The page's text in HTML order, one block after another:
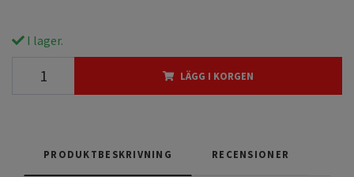
I lager.
LÄGG I KORGEN
PRODUKTBESKRIVNING RECENSIONER